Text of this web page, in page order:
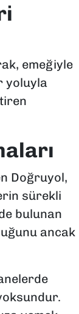
emeğiyle
yoluyla
Doğruyol,
sürekli
bulunan
ancak